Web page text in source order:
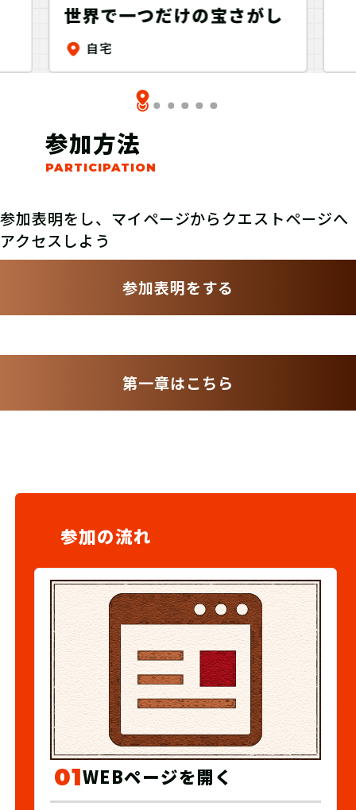
世界で一つだけの宝さがし
自宅
参加方法
参加表明をし、マイページからクエストページへ
アクセスしよう
参加表明をする
第一章はこちら
参加の流れ
01WEBページを開く